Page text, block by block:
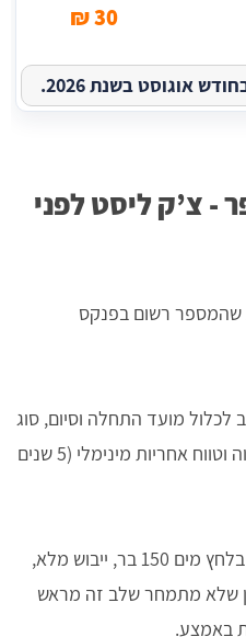
30 ₪
אוגוסט בשנת 2026.
- צ’ק ליסט לפני
שהמספר רשום בפנקס
לכלול מועד התחלה וסיום, סוג
חומר, שם יצרן, מספר אצווה וטווח אחריות מינימלי (5 שנים
- דרוש ניקוי בלחץ מים 150 בר, ייבוש מלא,
שלא מתמחר שלב זה מראש
באמצע.